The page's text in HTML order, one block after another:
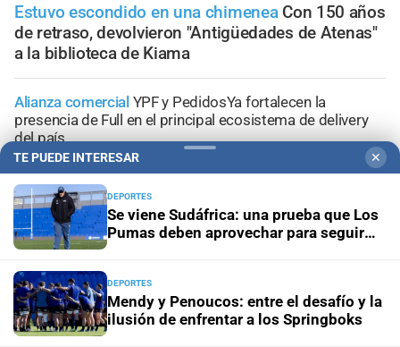
Estuvo escondido en una chimenea Con 150 años
de retraso, devolvieron "Antigüedades de Atenas"
a la biblioteca de Kiama
Alianza comercial YPF y PedidosYa fortalecen la
presencia de Full en el principal ecosistema de delivery
del país
Propiedad privada y derechos
cuestionan la reforma por su posible regresión en
materia ambiental
El diario cumple 108 años
historia de Santa Fe, vistos desde la óptica de El Litoral
Trabajo, fe y esperanza
¿Qué se le pide a San Cayetano?
TE PUEDE INTERESAR ✕
DEPORTES
Se viene Sudáfrica: una prueba que Los
Pumas deben aprovechar para seguir
DEPORTES
Mendy y Penoucos: entre el desafío y la
ilusión de enfrentar a los Springboks